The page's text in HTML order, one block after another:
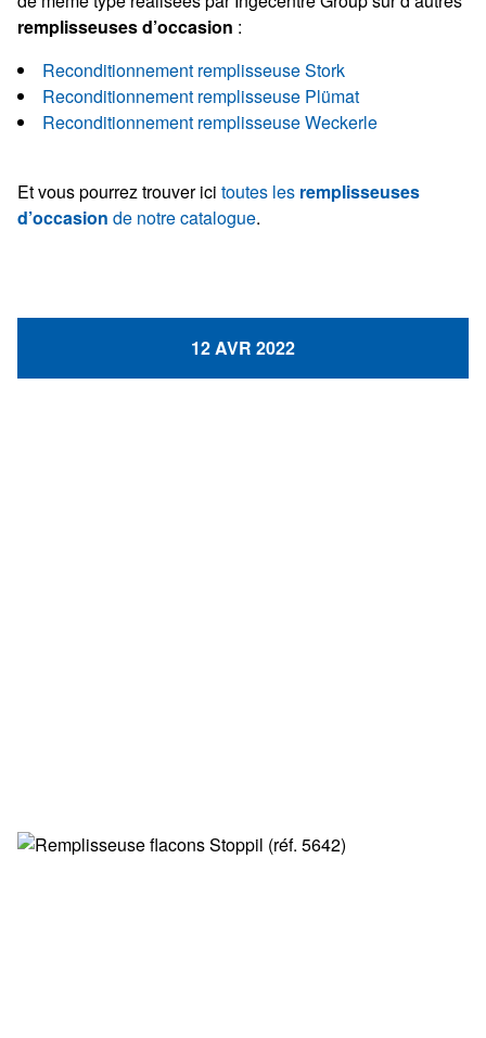
remplisseuses d’occasion :
Reconditionnement remplisseuse Stork
Reconditionnement remplisseuse Plümat
Reconditionnement remplisseuse Weckerle
Et vous pourrez trouver ici toutes les remplisseuses
d’occasion de notre catalogue.
12 AVR 2022